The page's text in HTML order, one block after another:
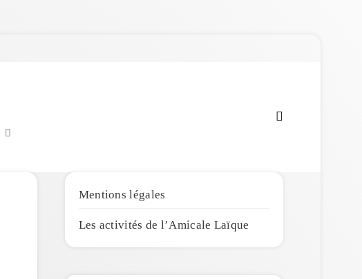
Mentions légales
Les activités de l’Amicale Laïque